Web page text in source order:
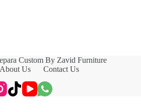
Custom By Zavid Furniture
About Us Contact Us